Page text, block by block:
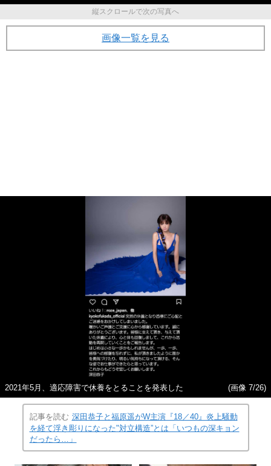
縦スクロールで次の写真へ
画像一覧を見る
2021年5月、適応障害で休養をとることを発表した (画像 7/26)
記事を読む 深田恭子と福原遥がW主演『18／40』炎上騒動
を経て浮き彫りになった"対立構造”とは「いつもの深キョン
だったら…」